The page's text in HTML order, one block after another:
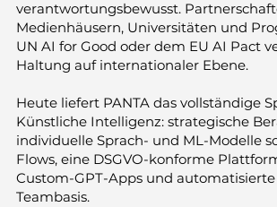
verantwortungs­bewusst.
Medienhäusern, Universitäten und
UN AI for Good oder dem EU AI Pact
Haltung auf internationaler Ebene.
Heute liefert PANTA das vollständige
Künstliche Intelligenz: strategische
individuelle Sprach- und ML-Modelle
Flows, eine DSGVO-konforme
Custom-GPT-Apps und
Team­basis.